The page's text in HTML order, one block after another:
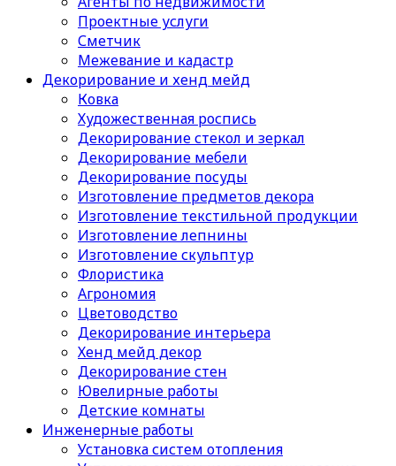
Проектные услуги
Сметчик
Межевание и кадастр
Декорирование и хенд мейд
Ковка
Художественная роспись
Декорирование стекол и зеркал
Декорирование мебели
Декорирование посуды
Изготовление предметов декора
Изготовление текстильной продукции
Изготовление лепнины
Изготовление скульптур
Флористика
Агрономия
Цветоводство
Декорирование интерьера
Хенд мейд декор
Декорирование стен
Ювелирные работы
Детские комнаты
Инженерные работы
Установка систем отопления